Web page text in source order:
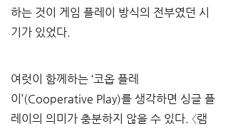
하는 것이 게임 플레이 방식의 전부였던 시
기가 있었다.
여럿이 함께하는 ‘코옵 플레
이’(Cooperative Play)를 생각하면 싱글 플
레이의 의미가 충분하지 않을 수 있다. 〈램